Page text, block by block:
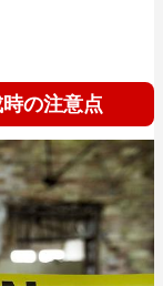
の注意点